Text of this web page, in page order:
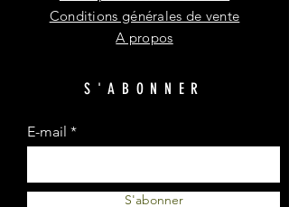
Conditions générales de vente
A propos
S'ABONNER
E-mail
S'abonner